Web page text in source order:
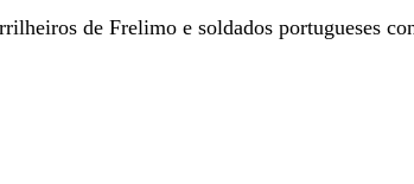
de Frelimo e soldados portugueses